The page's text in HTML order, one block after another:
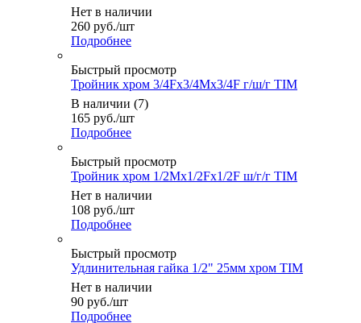
Нет в наличии
260 руб./шт
Подробнее
Быстрый просмотр
Тройник хром 3/4Fх3/4Mx3/4F г/ш/г TIM
В наличии (7)
165 руб./шт
Подробнее
Быстрый просмотр
Тройник хром 1/2Мх1/2Fx1/2F ш/г/г TIM
Нет в наличии
108 руб./шт
Подробнее
Быстрый просмотр
Удлинительная гайка 1/2" 25мм хром TIM
Нет в наличии
90 руб./шт
Подробнее